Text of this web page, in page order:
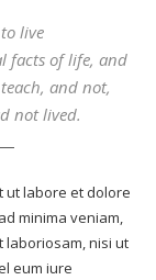
live
facts of life, and
and not,
not lived.
ut labore et dolore
minima veniam,
laboriosam, nisi ut
eum iure